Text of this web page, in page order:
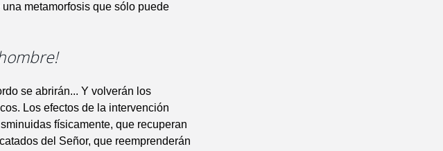
metamorfosis que sólo puede
se abrirán... Y volverán los
Los efectos de la intervención
físicamente, que recuperan
del Señor, que reemprenderán